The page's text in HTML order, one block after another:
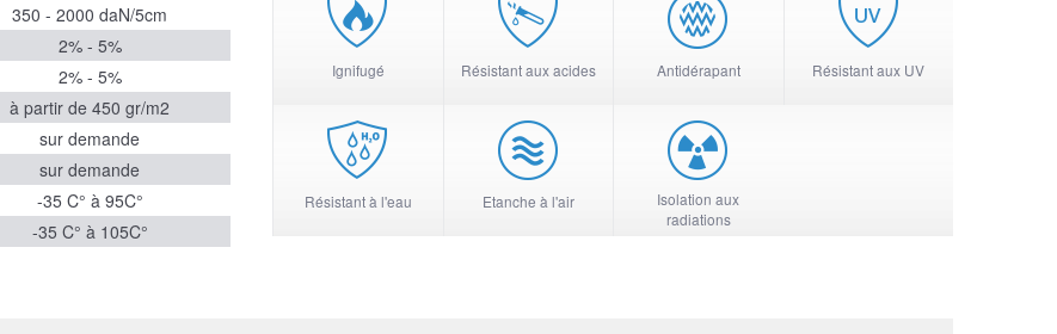
350 - 2000 daN/5cm
2% - 5%
2% - 5%
à partir de 450 gr/m2
sur demande
sur demande
-35 C° à 95C°
-35 C° à 105C°
Ignifugé Résistant aux acides Antidérapant Résistant aux UV
Résistant à l'eau Etanche à l'air
Isolation aux
radiations